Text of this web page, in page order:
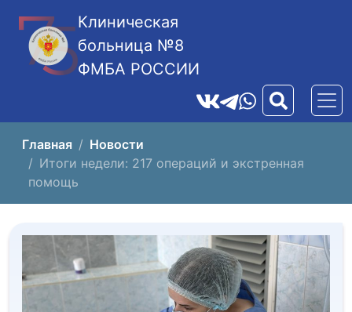
Клиническая
больница №8
ФМБА РОССИИ
Главная
Новости
Итоги недели: 217 операций и экстренная
помощь